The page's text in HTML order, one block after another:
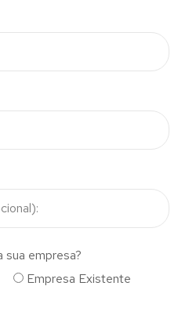
sua empresa?
Empresa Existente